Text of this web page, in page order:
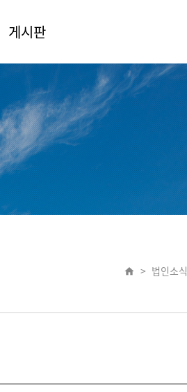
게시판
자유게시판
해양갤러리
home > 법인소식